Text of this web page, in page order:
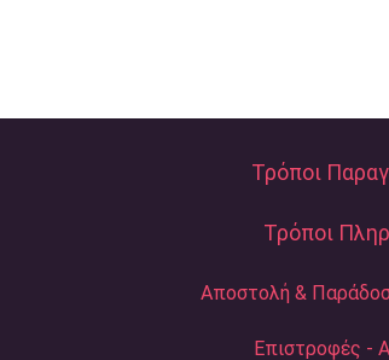
Τρόποι
Τρόποι
Αποστολή &
Επιστροφές -